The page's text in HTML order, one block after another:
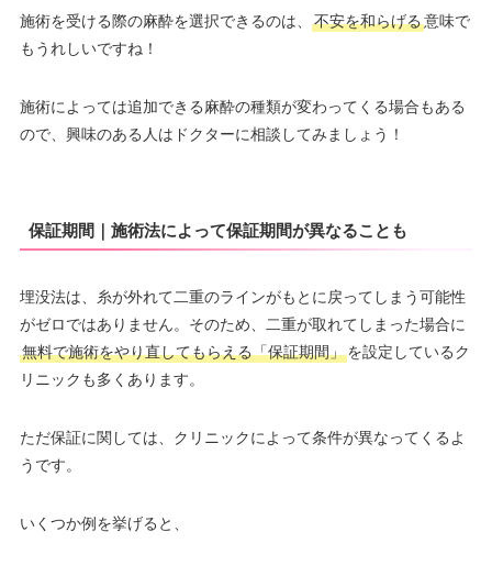
施術を受ける際の麻酔を選択できるのは、 不安を和らげる意味で
もうれしいですね！
施術によっては追加できる麻酔の種類が変わってくる場合もある
ので、興味のある人はドクターに相談してみましょう！
保証期間｜施術法によって保証期間が異なることも
埋没法は、糸が外れて二重のラインがもとに戻ってしまう可能性
がゼロではありません。そのため、二重が取れてしまった場合に
無料で施術をやり直してもらえる「保証期間」を設定しているク
リニックも多くあります。
ただ保証に関しては、クリニックによって条件が異なってくるよ
うです。
いくつか例を挙げると、